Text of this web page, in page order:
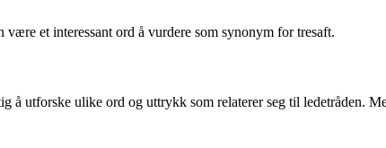
et interessant ord å vurdere som synonym for tresaft.
å utforske ulike ord og uttrykk som relaterer seg til ledetråden.